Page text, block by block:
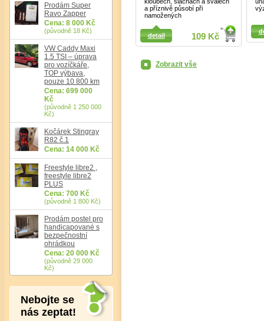
Prodám Super
Ravo Zapper
Cena: 8 000 Kč
(původně 18 Kč)
VW Caddy Maxi
1.5 TSI – úprava
pro vozíčkáře,
TOP výbava,
pouze 10 800 km
Cena: 699 000
Kč
(původně 1 250 000
Kč)
Kočárek Stingray
R82 č.1
Cena: 14 000 Kč
Freestyle libre2 ,
freestyle libre2
PLUS
Cena: 700 Kč
(původně 1 800 Kč)
Prodám postel pro
handicapované s
bezpečnostní
ohrádkou
Cena: 20 000 Kč
(původně 29 000
Kč)
Nebojte se
nás zeptat!
a příznivě působí při
namožených
109 Kč
detail
Detail
Detail
Zobrazit vše